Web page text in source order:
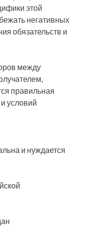
этой
негативных
обязательств и
между
правильная
условий
и нуждается